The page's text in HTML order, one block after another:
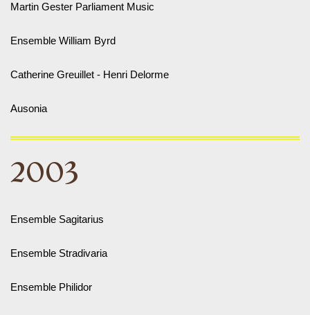
Martin Gester Parliament Music
Ensemble William Byrd
Catherine Greuillet - Henri Delorme
Ausonia
2003
Ensemble Sagitarius
Ensemble Stradivaria
Ensemble Philidor